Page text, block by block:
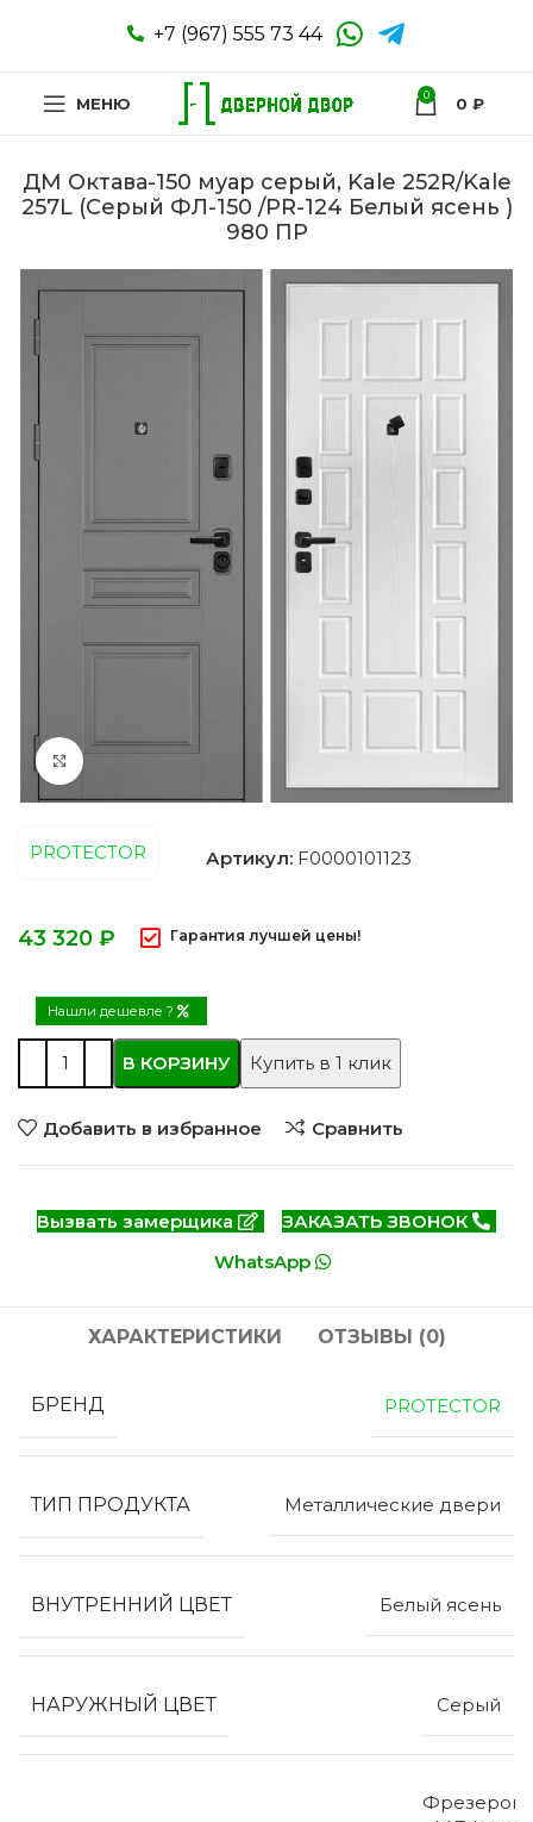
+7 (967) 555 73 44
МЕНЮ 0 0 ₽
ДМ Октава-150 муар серый, Kale 252R/Kale
257L (Серый ФЛ-150 /PR-124 Белый ясень )
980 ПР
PROTECTOR Артикул: F0000101123
₽ Гарантия лучшей цены!
Нашли дешевле ?
В КОРЗИНУ Купить в 1 клик
Добавить в избранное Сравнить
Вызвать замерщика
ЗАКАЗАТЬ ЗВОНОК
WhatsApp
ХАРАКТЕРИСТИКИ ОТЗЫВЫ (0)
БРЕНД PROTECTOR
ТИП ПРОДУКТА Металлические двери
ВНУТРЕННИЙ ЦВЕТ Белый ясень
НАРУЖНЫЙ ЦВЕТ Серый